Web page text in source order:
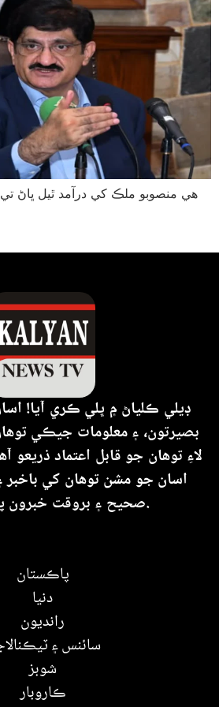
هي منصوبو ملڪ کي درآمد ٿيل ڀاڻ تي
پاڪستان
دنيا
رانديون
سائنس ۽
شوبز
ڪاروبار
ڊيلي ڪلياڻ ۾ ڀلي ڪري آيا!
بصيرتون، ۽ معلومات جيڪي
لاءِ توهان جو قابل اعتماد ذريعو
اسان جو مشن توهان کي باخبر ۽
صحيح ۽ بروقت خبرون پهچائڻ آهي.